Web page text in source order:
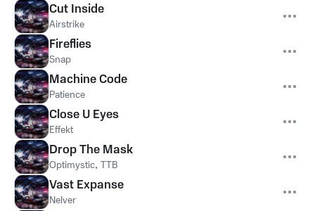
Cut Inside
Airstrike
Fireflies
Snap
Machine Code
Patience
Close U Eyes
Effekt
Drop The Mask
Optimystic, TTB
Vast Expanse
Nelver